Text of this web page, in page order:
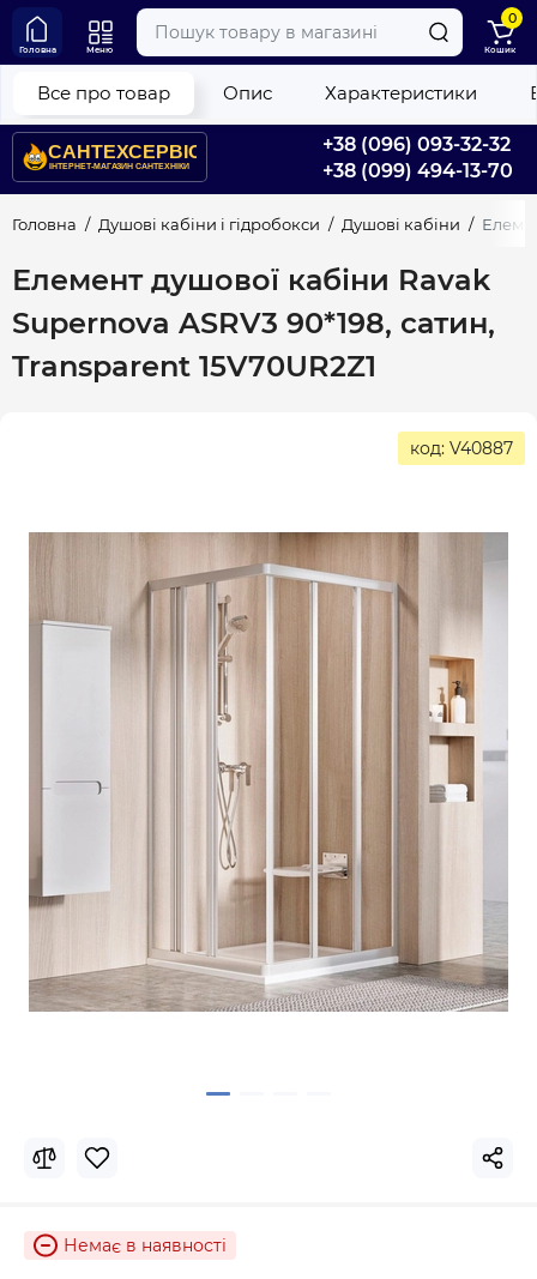
+38 (096) 093-32-32
+38 (099) 494-13-70
Головна Меню
0
Кошик
Головна Душові кабіни і гідробокси Душові кабіни
Елемент душової кабіни Ravak
Supernova ASRV3 90*198, сатин,
Transparent 15V70UR2Z1
Все про товар Опис Характеристики
код: V40887
Немає в наявності